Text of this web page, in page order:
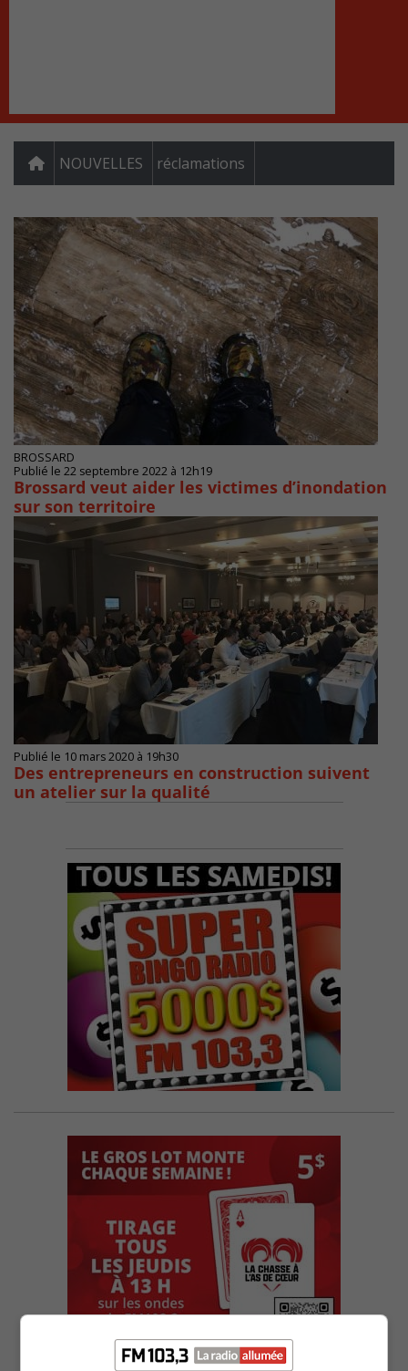
NOUVELLES réclamations
BROSSARD
Publié le 22 septembre 2022 à 12h19
Brossard veut aider les victimes d’inondation
sur son territoire
Publié le 10 mars 2020 à 19h30
Des entrepreneurs en construction suivent
un atelier sur la qualité